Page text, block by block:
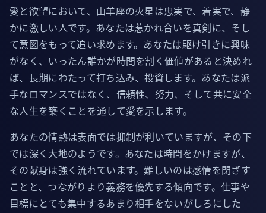
愛と欲望において、山羊座の火星は忠実で、着実で、静
かに激しい人です。あなたは惹かれ合いを真剣に、そし
て意図をもって追い求めます。あなたは駆け引きに興味
がなく、いったん誰かが時間を割く価値があると決めれ
ば、長期にわたって打ち込み、投資します。あなたは派
手なロマンスではなく、信頼性、努力、そして共に安全
な人生を築くことを通して愛を示します。
あなたの情熱は表面では抑制が利いていますが、その下
では深く大地のようです。あなたは時間をかけますが、
その献身は強く流れています。難しいのは感情を閉ざす
ことと、つながりより義務を優先する傾向です。仕事や
目標にとても集中するあまり相手をないがしろにした